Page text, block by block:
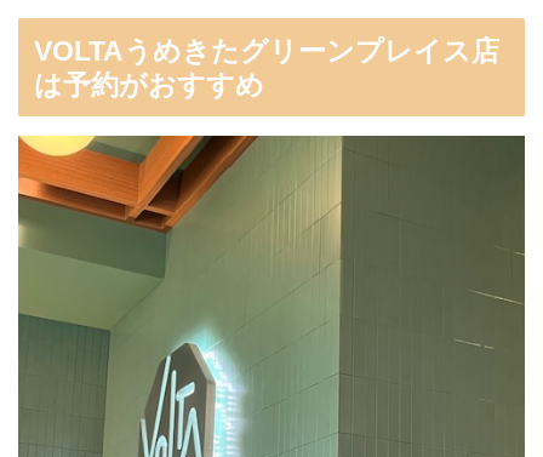
VOLTAうめきたグリーンプレイス店
は予約がおすすめ